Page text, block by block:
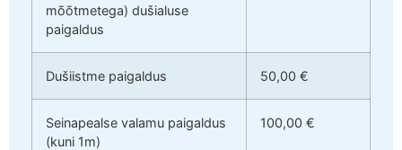
mõõtmetega) dušialuse
paigaldus
Dušiistme paigaldus 50,00 €
Seinapealse valamu paigaldus
(kuni 1m)
100,00 €